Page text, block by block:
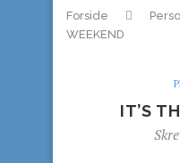
Forside
WEEKEND
IT’S